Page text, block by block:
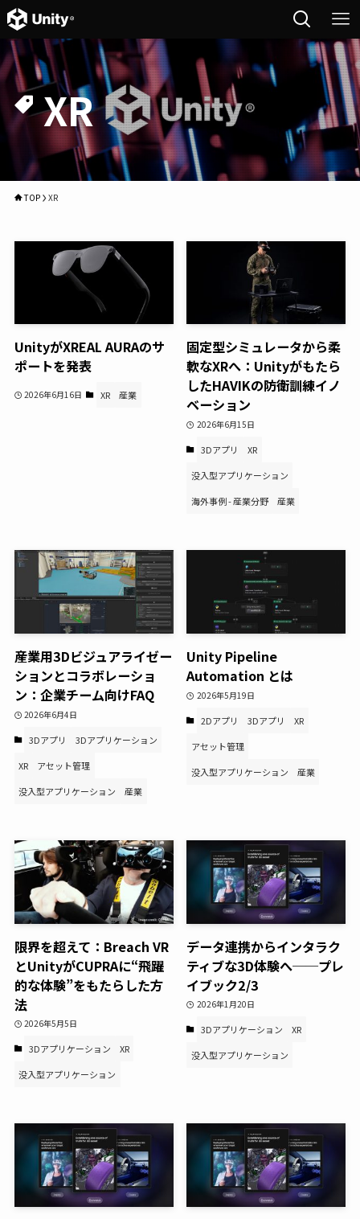
XR
TOP XR
UnityがXREAL AURAのサ
ポートを発表
2026年6月16日 XR 産業
固定型シミュレータから柔
軟なXRへ：Unityがもたら
したHAVIKの防衛訓練イノ
ベーション
2026年6月15日
3Dアプリ
XR
没入型アプリケーション
海外事例 - 産業分野
産業
産業用3Dビジュアライゼー
ションとコラボレーショ
ン：企業チーム向けFAQ
2026年6月4日
3Dアプリ
3Dアプリケーション
XR
アセット管理
没入型アプリケーション
産業
Unity Pipeline
Automation とは
2026年5月19日
2Dアプリ 3Dアプリ
XR
アセット管理
没入型アプリケーション
産業
限界を超えて：Breach VR
とUnityがCUPRAに“飛躍
的な体験”をもたらした方
法
2026年5月5日
3Dアプリケーション
XR
没入型アプリケーション
データ連携からインタラク
ティブな3D体験へ──プレ
イブック2/3
2026年1月20日
3Dアプリケーション
XR
没入型アプリケーション